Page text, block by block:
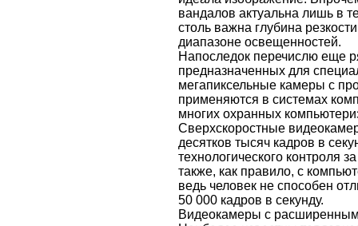
вандалов актуальна лишь в
столь важна глубина
диапазоне освещенностей.
Напоследок перечислю еще
предназначенных для
мегапиксельные камеры с
применяются в системах
многих охранных
Сверхскоростные
десятков тысяч кадров в
технологического контроля
также, как правило, с
ведь человек не способен
50 000 кадров в секунду.
Видеокамеры с